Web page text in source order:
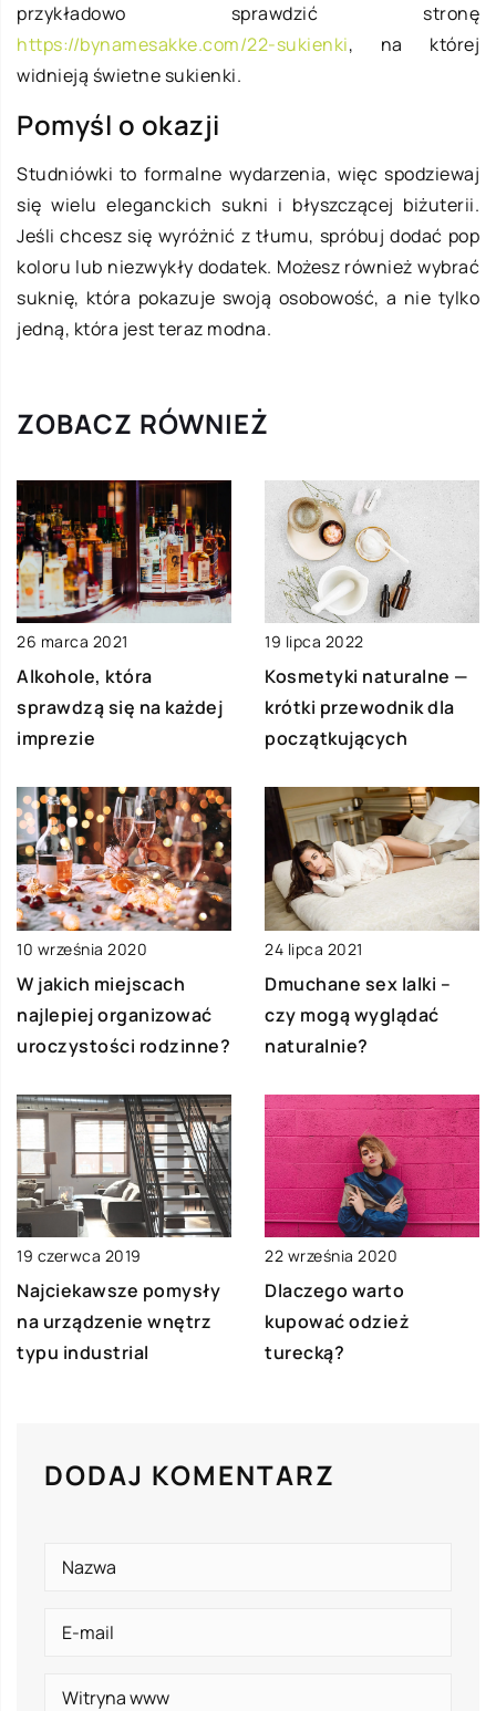
przykładowo sprawdzić stronę
https://bynamesakke.com/22-sukienki, na której
widnieją świetne sukienki.
Pomyśl o okazji
Studniówki to formalne wydarzenia, więc spodziewaj
się wielu eleganckich sukni i błyszczącej biżuterii.
Jeśli chcesz się wyróżnić z tłumu, spróbuj dodać pop
koloru lub niezwykły dodatek. Możesz również wybrać
suknię, która pokazuje swoją osobowość, a nie tylko
jedną, która jest teraz modna.
ZOBACZ RÓWNIEŻ
26 marca 2021
Alkohole, która
sprawdzą się na każdej
imprezie
19 lipca 2022
Kosmetyki naturalne —
krótki przewodnik dla
początkujących
10 września 2020
W jakich miejscach
najlepiej organizować
uroczystości rodzinne?
24 lipca 2021
Dmuchane sex lalki –
czy mogą wyglądać
naturalnie?
19 czerwca 2019
Najciekawsze pomysły
na urządzenie wnętrz
typu industrial
22 września 2020
Dlaczego warto
kupować odzież
turecką?
DODAJ KOMENTARZ